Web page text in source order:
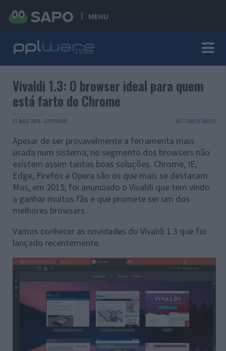
MENU
Vivaldi 1.3: O browser ideal para quem
está farto do Chrome
11 AGO 2016 · SOFTWARE 40 COMENTÁRIOS
Apesar de ser provavelmente a ferramenta mais
usada num sistema, no segmento dos browsers não
existem assim tantas boas soluções. Chrome, IE,
Edge, Firefox e Opera são os que mais se destacam.
Mas, em 2015, foi anunciado o Vivaldi que tem vindo
a ganhar muitos fãs e que promete ser um dos
melhores browsers.
Vamos conhecer as novidades do Vivaldi 1.3 que foi
lançado recentemente.